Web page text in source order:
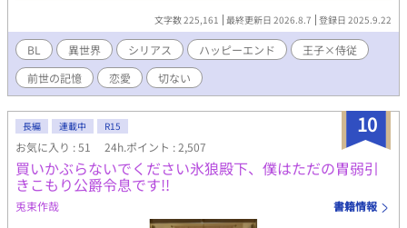
向き合う事を決めた。 戻れなかった事を恨み、死んだことを後悔
し、傷付いた王子を助けたいと願う少年の葛藤。 王子様×元神子
が転生した侍従の過去の苦しみに向き合い、悩みながら乗り越え
るための物語。 ※小説家になろうに掲載していた作品を改修して
投稿しています。 描写はキスまでの全年齢BL
文字数 225,161 最終更新日 2026.8.7 登録日 2025.9.22
BL 異世界 シリアス ハッピーエンド
王子×侍従
前世の記憶
恋愛 切ない
10
長編 連載中 R15
お気に入り : 51 24h.ポイント : 2,507
買いかぶらないでください氷狼殿下、僕はただの胃弱引
きこもり公爵令息です!!
兎束作哉 書籍情報